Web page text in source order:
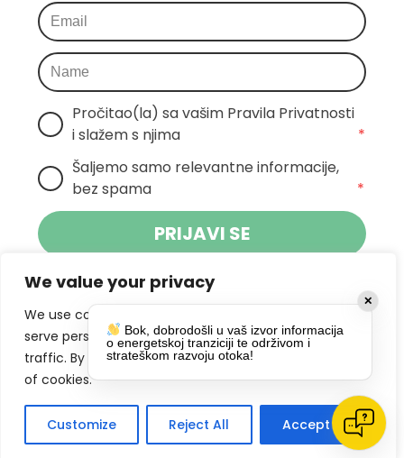
We value your privacy
We use cookies to enhance your browsing experience,
serve personalized ads or content, and analyze our
traffic. By clicking "Accept All", you consent to our use
of cookies.
Customize Reject All Accept All
Pročitao(la) sa vašim Pravila Privatnosti
i slažem s njima
*
Šaljemo samo relevantne informacije,
bez spama
*
PRIJAVI SE
Klikom na gumb dajete suglasnost za
primanje novosti Pokreta Otoka te se
slažete spolitikom privatnosti.
DRUŠTVENE MREŽE
✕
Bok, dobrodošli u vaš izvor informacija
o energetskoj tranziciji te održivom i
strateškom razvoju otoka!